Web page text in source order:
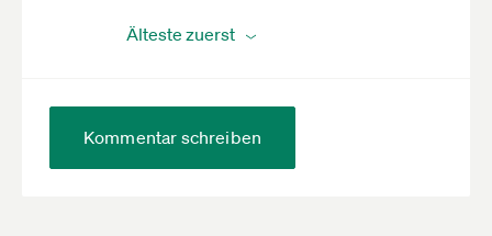
Kommentar schreiben